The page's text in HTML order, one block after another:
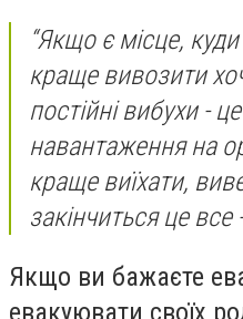
“Якщо є місце,
краще вивозити
постійні вибухи -
навантаження на
краще виїхати,
закінчиться це все
Якщо ви бажаєте
евакуювати своїх